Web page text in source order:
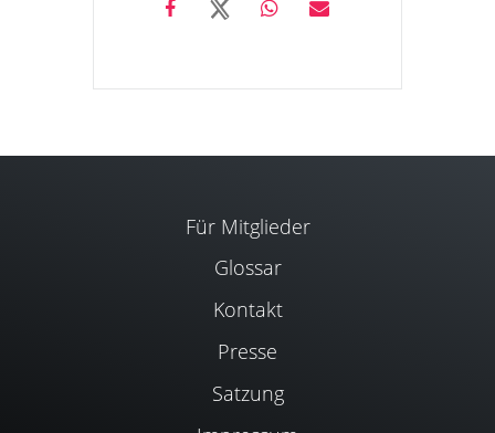
Für Mitglieder
Glossar
Kontakt
Presse
Satzung